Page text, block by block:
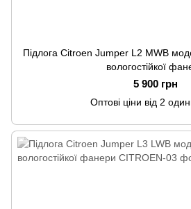
Підлога Citroen Jumper L2 MWB
вологостійкої
5 900 грн
Оптові ціни від 2